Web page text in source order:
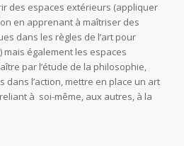
des espaces extérieurs (appliquer
en apprenant à maîtriser des
dans les règles de l’art pour
mais également les espaces
par l’étude de la philosophie,
l’action, mettre en place un art
à soi-même, aux autres, à la